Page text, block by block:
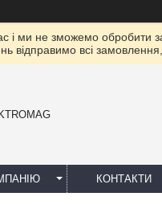
і ми не зможемо обробити
відправимо всі
КОНТАКТИ